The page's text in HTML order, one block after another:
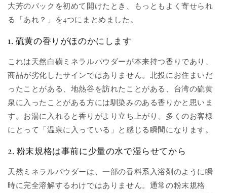
大芳のパックを初めて開けたとき、もっともよく寄せられ
る「あれ？」を4つにまとめました。
1. 硫黄の香りがほのかにします
これは天然白磺ミネラルパウダーが本来持つ香りであり、
商品が劣化したサインではありません。北投にお住まいだ
ったことがある、地熱谷を訪れたことがある、台湾の硫黄
泉に入ったことがある方には馴染みのある香りかと思いま
す。お湯に入れると香りがより立ち上がり、多くのお客様
にとって「温泉に入っている」と感じる瞬間になります。
2. 粉末規格は事前に少量の水で湿らせてから
天然ミネラルパウダーは、一部の香料系入浴剤のように瞬
時に完全溶解するわけではありません。通常の粉末規格